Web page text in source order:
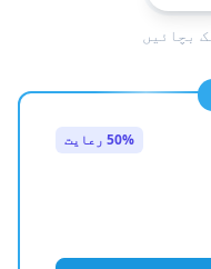
50% رعایت